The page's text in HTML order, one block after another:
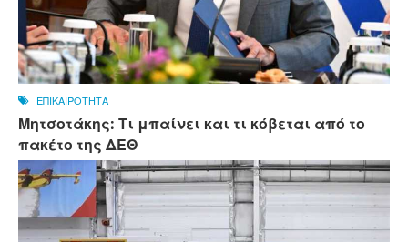
ΕΠΙΚΑΙΡΟΤΗΤΑ
Μητσοτάκης: Τι μπαίνει και τι κόβεται από το
πακέτο της ΔΕΘ